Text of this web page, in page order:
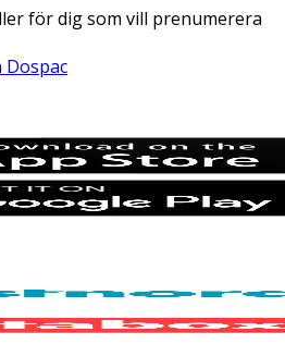
för dig som vill prenumerera
Dospac